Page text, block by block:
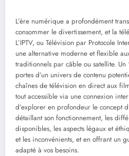
L’ère numérique a profondément
consommer le divertissement, et la
L’IPTV, ou Télévision par Protocole
une alternative moderne et flexible
traditionnels par câble ou satellite. Un
portes d’un univers de contenu
chaînes de télévision en direct aux
tout accessible via une connexion
d’explorer en profondeur le concept
détaillant son fonctionnement, les
disponibles, les aspects légaux et
et les inconvénients, et en offrant un
adapté à vos besoins.